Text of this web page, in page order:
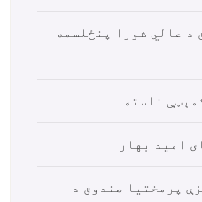
د عالي شورا پنځلسمه
ناسته
امید بهار
پرمختیا صندوق د